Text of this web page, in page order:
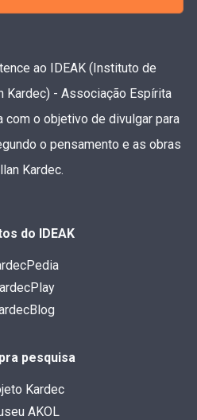
ao IDEAK (Instituto de
Kardec) - Associação Espírita
com o objetivo de divulgar para
o pensamento e as obras
Kardec.
do IDEAK
pesquisa
Kardec
AKOL